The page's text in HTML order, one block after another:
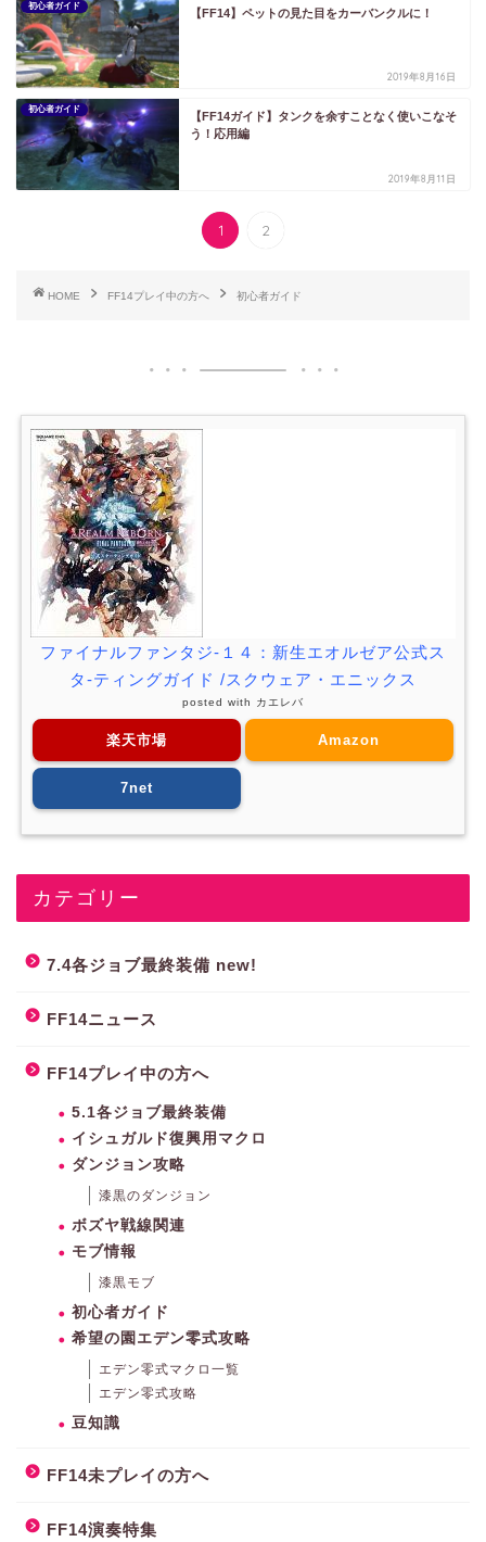
初心者ガイド
【FF14】ペットの見た目をカーバンクルに！
2019年8月16日
初心者ガイド
【FF14ガイド】タンクを余すことなく使いこなそ
う！応用編
2019年8月11日
1 2
HOME FF14プレイ中の方へ 初心者ガイド
ファイナルファンタジ-１４：新生エオルゼア公式ス
タ-ティングガイド /スクウェア・エニックス
posted with カエレバ
楽天市場 Amazon
7net
カテゴリー
7.4各ジョブ最終装備 new!
FF14ニュース
FF14プレイ中の方へ
5.1各ジョブ最終装備
イシュガルド復興用マクロ
ダンジョン攻略
漆黒のダンジョン
ボズヤ戦線関連
モブ情報
漆黒モブ
初心者ガイド
希望の園エデン零式攻略
エデン零式マクロ一覧
エデン零式攻略
豆知識
FF14未プレイの方へ
FF14演奏特集